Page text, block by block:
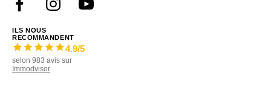
ILS NOUS
RECOMMANDENT
4.9/5
selon 983 avis sur
Immodvisor